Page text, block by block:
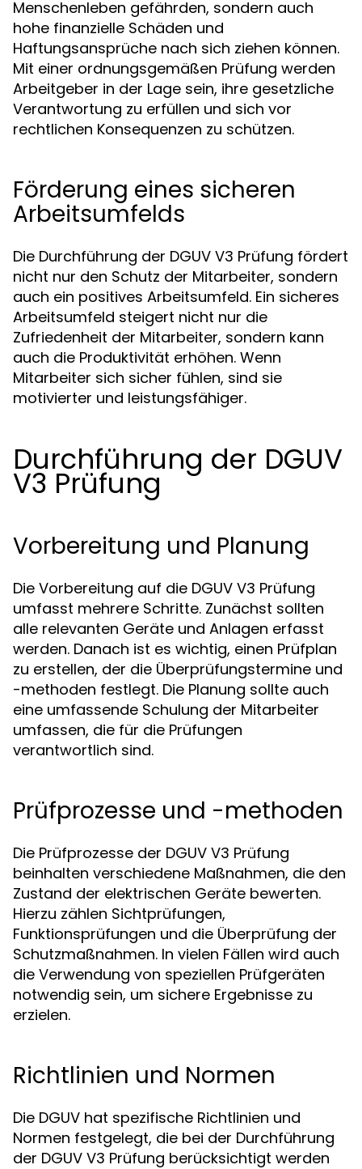
Menschenleben gefährden, sondern auch
hohe finanzielle Schäden und
Haftungsansprüche nach sich ziehen können.
Mit einer ordnungsgemäßen Prüfung werden
Arbeitgeber in der Lage sein, ihre gesetzliche
Verantwortung zu erfüllen und sich vor
rechtlichen Konsequenzen zu schützen.
Förderung eines sicheren
Arbeitsumfelds
Die Durchführung der DGUV V3 Prüfung fördert
nicht nur den Schutz der Mitarbeiter, sondern
auch ein positives Arbeitsumfeld. Ein sicheres
Arbeitsumfeld steigert nicht nur die
Zufriedenheit der Mitarbeiter, sondern kann
auch die Produktivität erhöhen. Wenn
Mitarbeiter sich sicher fühlen, sind sie
motivierter und leistungsfähiger.
Durchführung der DGUV
V3 Prüfung
Vorbereitung und Planung
Die Vorbereitung auf die DGUV V3 Prüfung
umfasst mehrere Schritte. Zunächst sollten
alle relevanten Geräte und Anlagen erfasst
werden. Danach ist es wichtig, einen Prüfplan
zu erstellen, der die Überprüfungstermine und
-methoden festlegt. Die Planung sollte auch
eine umfassende Schulung der Mitarbeiter
umfassen, die für die Prüfungen
verantwortlich sind.
Prüfprozesse und -methoden
Die Prüfprozesse der DGUV V3 Prüfung
beinhalten verschiedene Maßnahmen, die den
Zustand der elektrischen Geräte bewerten.
Hierzu zählen Sichtprüfungen,
Funktionsprüfungen und die Überprüfung der
Schutzmaßnahmen. In vielen Fällen wird auch
die Verwendung von speziellen Prüfgeräten
notwendig sein, um sichere Ergebnisse zu
erzielen.
Richtlinien und Normen
Die DGUV hat spezifische Richtlinien und
Normen festgelegt, die bei der Durchführung
der DGUV V3 Prüfung berücksichtigt werden